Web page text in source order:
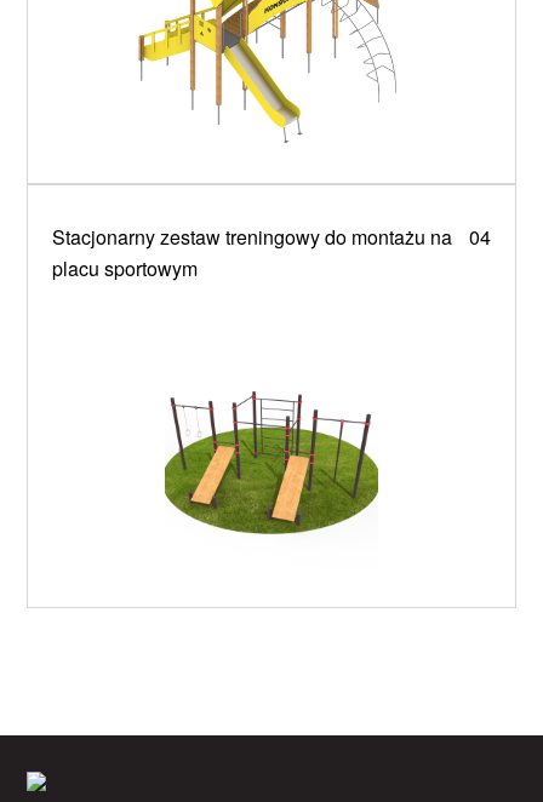
Stacjonarny zestaw treningowy do montażu na
placu sportowym
04